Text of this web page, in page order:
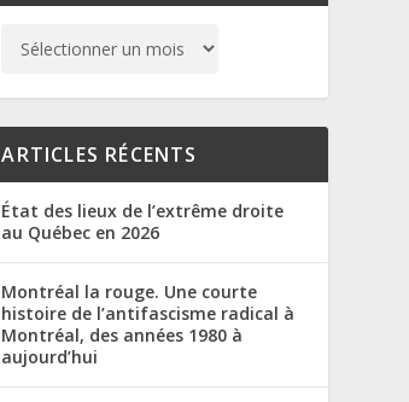
ARTICLES RÉCENTS
État des lieux de l’extrême droite
au Québec en 2026
Montréal la rouge. Une courte
histoire de l’antifascisme radical à
Montréal, des années 1980 à
aujourd’hui